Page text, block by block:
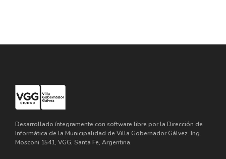
Desarrollado íntegramente con software libre por la Dirección de
Informática de la Municipalidad de Villa Gobernador Gálvez. Ing.
Mosconi 1541, VGG, Santa Fe, Argentina.